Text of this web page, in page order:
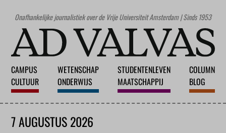
Onafhankelijke journalistiek over de Vrije Universiteit Amsterdam | Sinds 1953
CAMPUS
CULTUUR
WETENSCHAP
ONDERWIJS
STUDENTENLEVEN
MAATSCHAPPIJ
COLUMN
BLOG
7 AUGUSTUS 2026